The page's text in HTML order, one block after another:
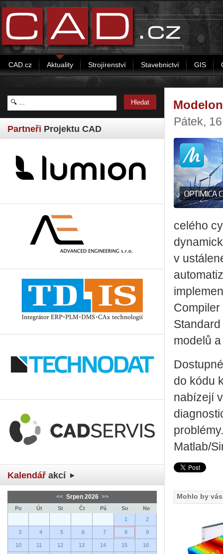
CAD.cz Aktuality Strojírenství Stavebnictví GIS
Partneři Projektu CAD
Kalendář akcí
<< Srpen 2026 >>
Po Út St Čt Pá So
Ne
1
2
3 4 5 6 7 8 9
10 11 12 13 14 15 16
Pátek,
celého
v
modelů
do kódu
nabízejí
Matlab/
Mohlo by